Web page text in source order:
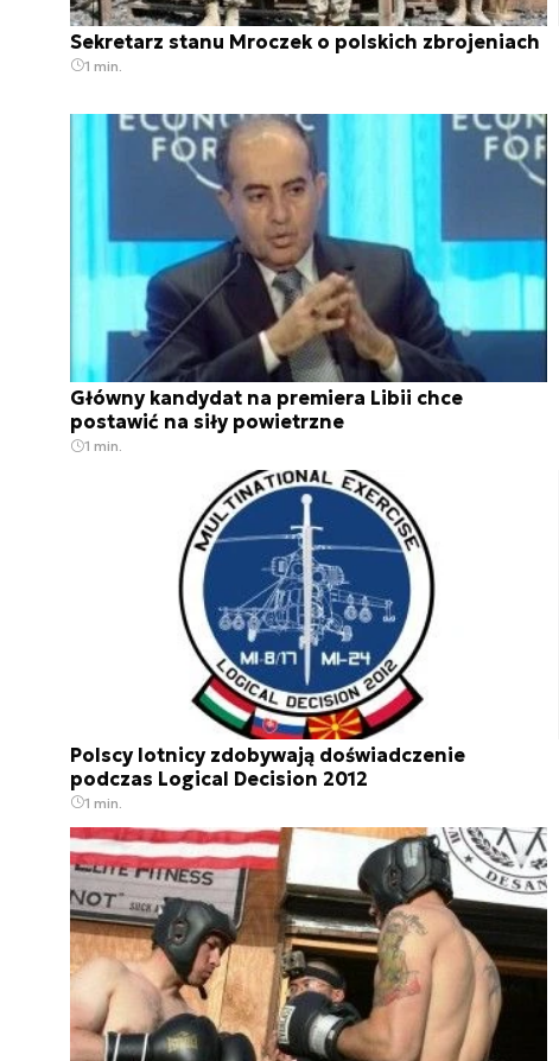
Sekretarz stanu Mroczek o polskich zbrojeniach
1 min.
Główny kandydat na premiera Libii chce
postawić na siły powietrzne
1 min.
Polscy lotnicy zdobywają doświadczenie
podczas Logical Decision 2012
1 min.